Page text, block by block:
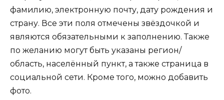
фамилию, электронную почту, дату рождения и
страну. Все эти поля отмечены звёздочкой и
являются обязательными к заполнению. Также
по желанию могут быть указаны регион/
область, населённый пункт, а также страница в
социальной сети. Кроме того, можно добавить
фото.